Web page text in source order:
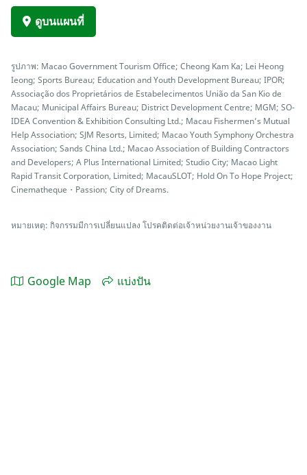
ดูบนแผนที่
รูปภาพ: Macao Government Tourism Office; Cheong Kam Ka; Lei Heong
Ieong; Sports Bureau; Education and Youth Development Bureau; IPOR;
Associação dos Proprietários de Estabelecimentos União da San Kio de
Macau; Municipal Affairs Bureau; District Development Centre; MGM; SO-
IDEA Convention & Exhibition Consulting Ltd.; Macau Fishermen’s Mutual
Help Association; SJM Resorts, Limited; Macao Youth Symphony Orchestra
Association; Sands China Ltd.; Macao Association of Building Contractors
and Developers; A Plus International Limited; Studio City; Macao Light
Rapid Transit Corporation, Limited; MacauSLOT; Hold On To Hope Project;
Cinematheque・Passion; City of Dreams.
หมายเหตุ: กิจกรรมมีการเปลี่ยนแปลง โปรคติดต่อเจ้าหน่วยงานเจ้าของงาน
Google Map แบ่งปัน